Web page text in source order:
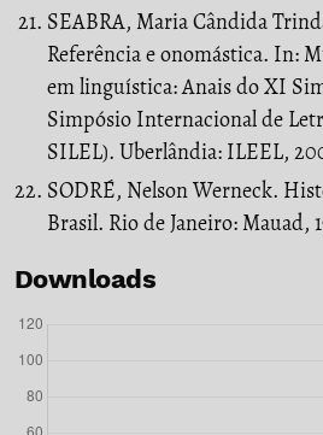
SEABRA, Maria Cândida
Referência e onomástica. In:
em linguística: Anais do XI
Simpósio Internacional de
SILEL). Uberlândia: ILEEL,
SODRÉ, Nelson Werneck.
Brasil. Rio de Janeiro: Mauad,
Downloads